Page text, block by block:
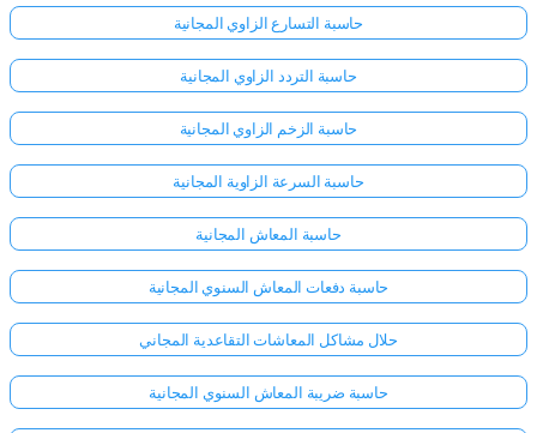
توجد
بعد
اطرح
سؤالك
الأول
حاسبة التسارع الزاوي المجانية
حاسبة التردد الزاوي المجانية
حاسبة الزخم الزاوي المجانية
حاسبة السرعة الزاوية المجانية
حاسبة المعاش المجانية
حاسبة دفعات المعاش السنوي المجانية
حلال مشاكل المعاشات التقاعدية المجاني
حاسبة ضريبة المعاش السنوي المجانية